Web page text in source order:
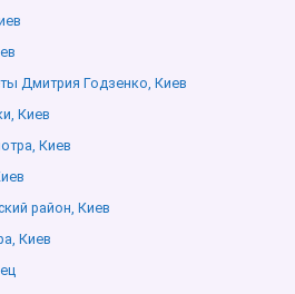
Дмитрия Годзенко, Киев
Киев
Киев
район, Киев
Киев